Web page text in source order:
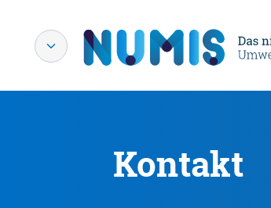
Kontakt